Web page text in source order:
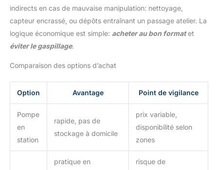
indirects en cas de mauvaise manipulation: nettoyage,
capteur encrassé, ou dépôts entraînant un passage atelier. La
logique économique est simple: acheter au bon formatet
éviter le gaspillage.
Comparaison des options d’achat
Option Avantage Point de vigilance
Pompe
en
station
rapide, pas de
stockage à domicile
prix variable,
disponibilité selon
zones
pratique en
risque de